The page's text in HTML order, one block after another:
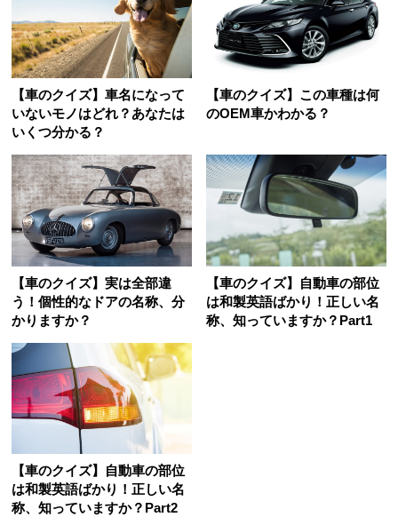
【車のクイズ】車名になって
いないモノはどれ？あなたは
いくつ分かる？
【車のクイズ】この車種は何
のOEM車かわかる？
【車のクイズ】実は全部違
う！個性的なドアの名称、分
かりますか？
【車のクイズ】自動車の部位
は和製英語ばかり！正しい名
称、知っていますか？Part1
【車のクイズ】自動車の部位
は和製英語ばかり！正しい名
称、知っていますか？Part2